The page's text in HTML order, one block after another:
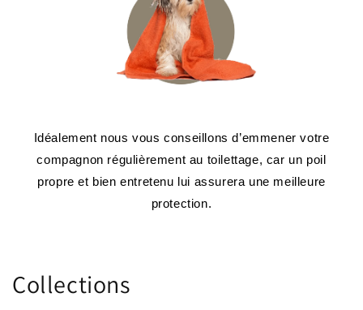
Idéalement nous vous conseillons d’emmener votre
compagnon régulièrement au toilettage, car un poil
propre et bien entretenu lui assurera une meilleure
protection.
Collections